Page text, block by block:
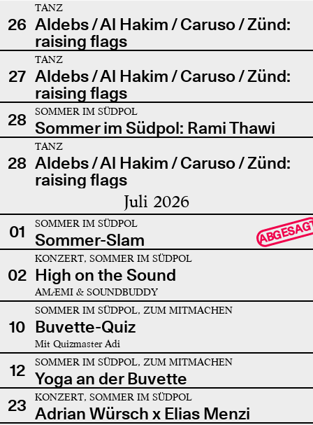
26
TANZ
Aldebs / Al Hakim / Caruso / Zünd:
raising flags
27
TANZ
Aldebs / Al Hakim / Caruso / Zünd:
raising flags
28
SOMMER IM SÜDPOL
Sommer im Südpol: Rami Thawi
28
TANZ
Aldebs / Al Hakim / Caruso / Zünd:
raising flags
Juli 2026
01 SOMMER IM SÜDPOL
Sommer-Slam
02
KONZERT, SOMMER IM SÜDPOL
High on the Sound
AMÆMI & SOUNDBUDDY
10
SOMMER IM SÜDPOL, ZUM MITMACHEN
Buvette-Quiz
Mit Quizmaster Adi
12 SOMMER IM SÜDPOL, ZUM MITMACHEN
Yoga an der Buvette
23
KONZERT, SOMMER IM SÜDPOL
Adrian Würsch x Elias Menzi